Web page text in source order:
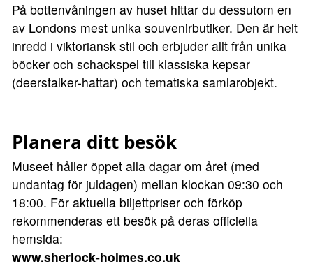
På bottenvåningen av huset hittar du dessutom en
av Londons mest unika souvenirbutiker. Den är helt
inredd i viktoriansk stil och erbjuder allt från unika
böcker och schackspel till klassiska kepsar
(deerstalker-hattar) och tematiska samlarobjekt.
Planera ditt besök
Museet håller öppet alla dagar om året (med
undantag för juldagen) mellan klockan 09:30 och
18:00. För aktuella biljettpriser och förköp
rekommenderas ett besök på deras officiella
hemsida:
www.sherlock-holmes.co.uk